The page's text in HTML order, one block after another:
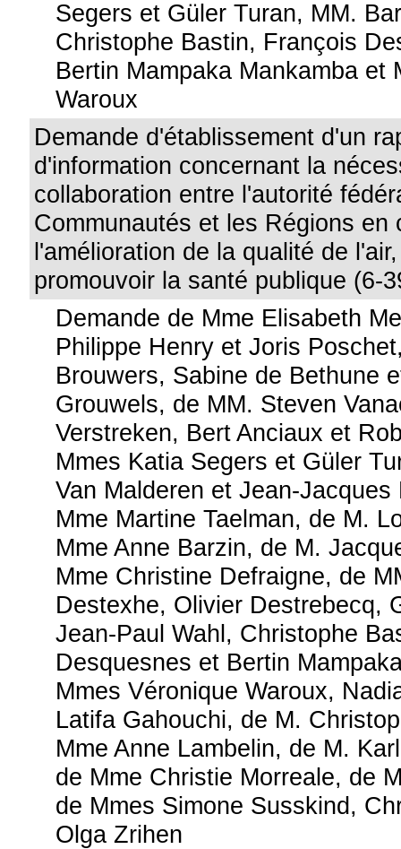
Segers et Güler Turan, MM.
Christophe Bastin, François
Bertin Mampaka Mankamba et
Waroux
Demande d'établissement d'un
d'information concernant la
collaboration entre l'autorité
Communautés et les Régions en
l'amélioration de la qualité de
promouvoir la santé publique (6-
Demande de Mme Elisabeth
Philippe Henry et Joris
Brouwers, Sabine de Bethune
Grouwels, de MM. Steven
Verstreken, Bert Anciaux et
Mmes Katia Segers et Güler
Van Malderen et Jean-
Mme Martine Taelman, de M.
Mme Anne Barzin, de M.
Mme Christine Defraigne, de
Destexhe, Olivier Destrebecq,
Jean-Paul Wahl, Christophe
Desquesnes et Bertin
Mmes Véronique Waroux,
Latifa Gahouchi, de M.
Mme Anne Lambelin, de M.
de Mme Christie Morreale, de
de Mmes Simone Susskind,
Olga Zrihen